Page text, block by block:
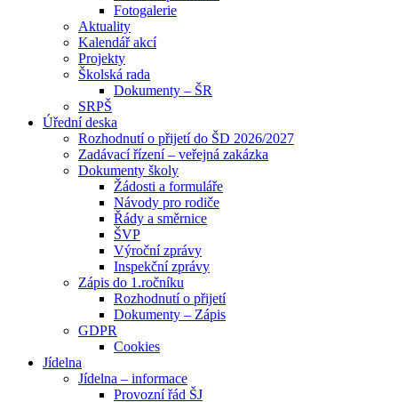
Fotogalerie
Aktuality
Kalendář akcí
Projekty
Školská rada
Dokumenty – ŠR
SRPŠ
Úřední deska
Rozhodnutí o přijetí do ŠD 2026/2027
Zadávací řízení – veřejná zakázka
Dokumenty školy
Žádosti a formuláře
Návody pro rodiče
Řády a směrnice
ŠVP
Výroční zprávy
Inspekční zprávy
Zápis do 1.ročníku
Rozhodnutí o přijetí
Dokumenty – Zápis
GDPR
Cookies
Jídelna
Jídelna – informace
Provozní řád ŠJ